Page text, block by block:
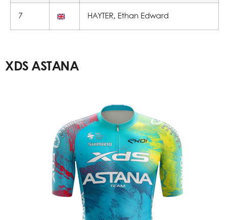
7 HAYTER, Ethan Edward
XDS ASTANA